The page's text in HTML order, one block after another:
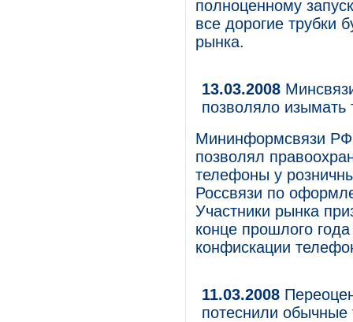
полноценному
все дорогие трубки
рынка.
13.03.2008
позволяло изымать
Мининформсвязи РФ
позволял
телефоны у
Россвязи по
Участники рынка
конце прошлого
конфискации
11.03.2008
потеснили обычные